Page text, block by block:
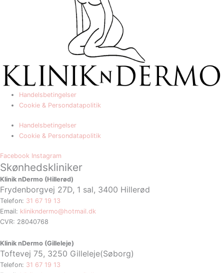
Handelsbetingelser
Cookie & Persondatapolitik
Handelsbetingelser
Cookie & Persondatapolitik
Facebook Instagram
Skønhedskliniker
Klinik nDermo (Hillerød)
Frydenborgvej 27D, 1 sal, 3400 Hillerød
Telefon: 31 67 19 13
Email: klinikndermo@hotmail.dk
CVR: 28040768
Klinik nDermo (Gilleleje)
Toftevej 75, 3250 Gilleleje(Søborg)
Telefon: 31 67 19 13